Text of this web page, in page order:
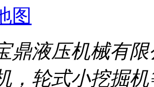
图
鼎液压机械有
，轮式小挖掘